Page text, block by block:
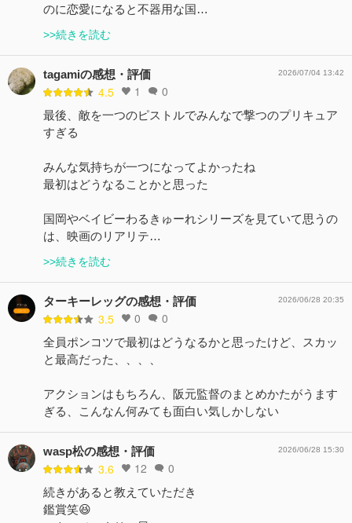
のに恋愛になると不器用な国…
>>続きを読む
tagamiの感想・評価
4.5 1 0
2026/07/04 13:42
最後、敵を一つのピストルでみんなで撃つのプリキュア
すぎる
みんな気持ちが一つになってよかったね
最初はどうなることかと思った
国岡やベイビーわるきゅーれシリーズを見ていて思うの
は、映画のリアリテ…
>>続きを読む
ターキーレッグの感想・評価
3.5 0 0
2026/06/28 20:35
全員ポンコツで最初はどうなるかと思ったけど、スカッ
と最高だった、、、、
アクションはもちろん、阪元監督のまとめかたがうます
ぎる、こんなん何みても面白い気しかしない
wasp松の感想・評価
3.6 12 0
2026/06/28 15:30
続きがあると教えていただき
鑑賞笑😆